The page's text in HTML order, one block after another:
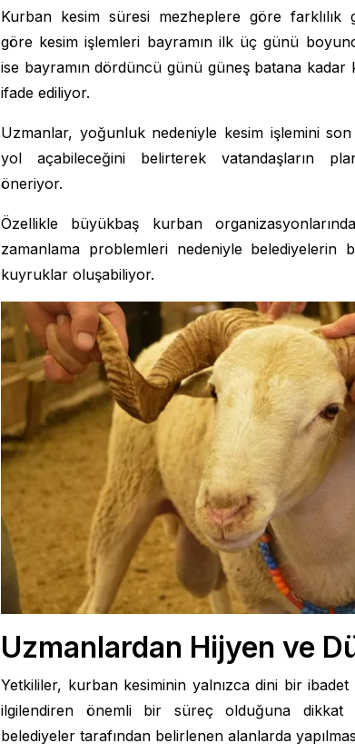
Kurban kesim süresi mezheplere göre farklılık
göre kesim işlemleri bayramın ilk üç günü
ise bayramın dördüncü günü güneş batana
ifade ediliyor.
Uzmanlar, yoğunluk nedeniyle kesim işlemini
yol açabileceğini belirterek vatandaşların
öneriyor.
Özellikle büyükbaş kurban
zamanlama problemleri nedeniyle belediyelerin
kuyruklar oluşabiliyor.
Uzmanlardan Hijyen ve
Yetkililer, kurban kesiminin yalnızca dini bir ibadet
ilgilendiren önemli bir süreç olduğuna dikkat
belediyeler tarafından belirlenen alanlarda